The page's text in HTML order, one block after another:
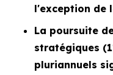
l'exception de
La poursuite
stratégiques
pluriannuels